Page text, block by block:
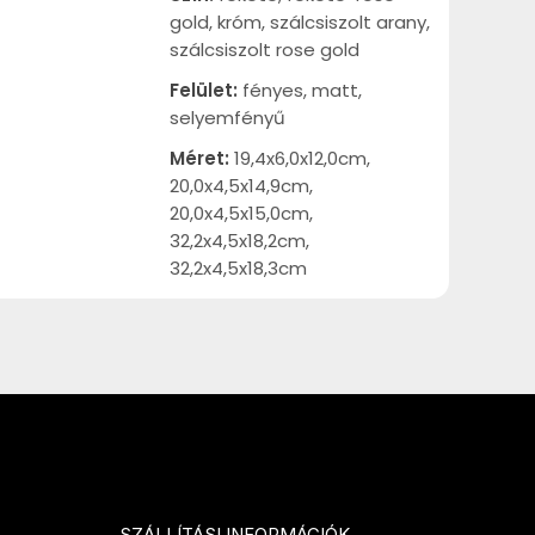
gold, króm, szálcsiszolt arany,
szálcsiszolt rose gold
Felület: fényes, matt,
selyemfényű
Méret: 19,4x6,0x12,0cm,
20,0x4,5x14,9cm,
20,0x4,5x15,0cm,
32,2x4,5x18,2cm,
32,2x4,5x18,3cm